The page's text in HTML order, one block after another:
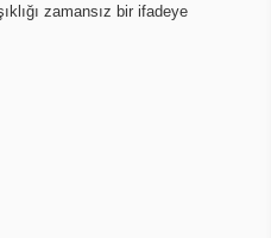
zamansız bir ifadeye